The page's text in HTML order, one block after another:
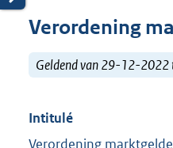
Verordening
Geldend van 29-12-
Intitulé
Verordening